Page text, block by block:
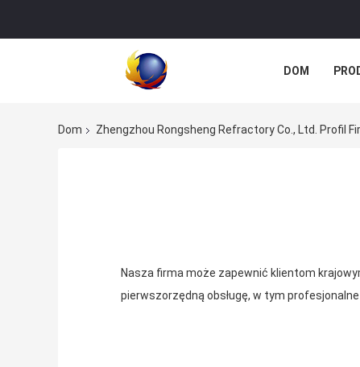
DOM
Dom Zhengzhou Rongsheng Refractory Co., Ltd. Profil
Nasza firma może zapewnić klientom
pierwszorzędną obsługę, w tym